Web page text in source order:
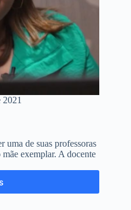
de suas professoras
exemplar. A docente